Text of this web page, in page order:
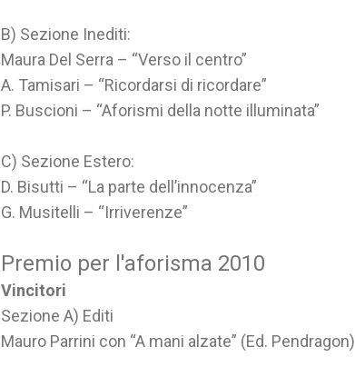
B) Sezione Inediti:
Maura Del Serra – “Verso il centro”
A. Tamisari – “Ricordarsi di ricordare”
P. Buscioni – “Aforismi della notte illuminata”
C) Sezione Estero:
D. Bisutti – “La parte dell’innocenza”
G. Musitelli – “Irriverenze”
Premio per l'aforisma 2010
Vincitori
Sezione A) Editi
Mauro Parrini con “A mani alzate” (Ed. Pendragon)